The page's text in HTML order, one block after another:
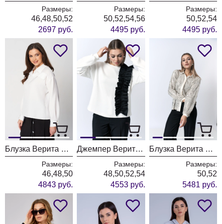
Размеры:
46,48,50,52
2697 руб.
Размеры:
50,52,54,56
4495 руб.
Размеры:
50,52,54
4495 руб.
Блузка Верита 2350.1
Размеры:
46,48,50
4843 руб.
Джемпер Верита 2338/1
Размеры:
48,50,52,54
4553 руб.
Блузка Верита 2337.1
Размеры:
50,52
5481 руб.